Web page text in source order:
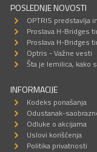
POSLEDNJE NOVOSTI
OPTRIS predstavlja
Proslava H-Bridges
Proslava H-Bridges
Optris - Važne vesti
Šta je lemilica, kako
INFORMACIJE
Kodeks ponašanja
Odustanak-
Odluke o akcijama
Uslovi korišćenja
Politika privatnosti